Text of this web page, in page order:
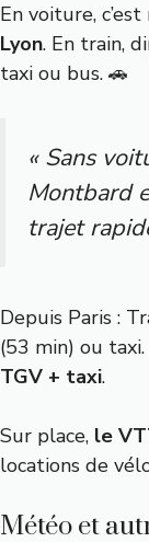
En voiture,
Lyon. En train,
taxi ou bus. 🚗
« Sans
Montbard
trajet
Depuis Paris :
(53 min) ou
TGV + taxi.
Sur place, le
locations de
Météo et